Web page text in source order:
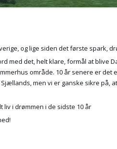
og lige siden det første spark,
med det, helt klare, formål at blive
område. 10 år senere er det
men vi er ganske sikre på,
i drømmen i de sidste 10 år